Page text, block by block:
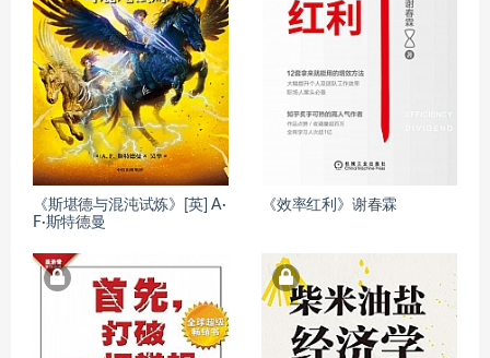
《斯堪德与混沌试炼》[英] A·
F·斯特德曼
《效率红利》谢春霖